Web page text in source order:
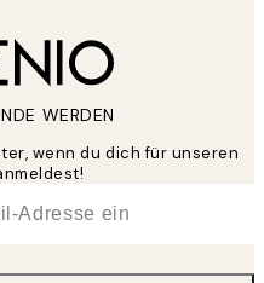
WERDEN
wenn du dich für unseren